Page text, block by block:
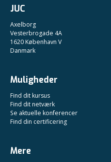
JUC
Axelborg
Vesterbrogade 4A
1620 København V
Danmark
Muligheder
Find dit kursus
Find dit netværk
Se aktuelle konferencer
Find din certificering
Mere